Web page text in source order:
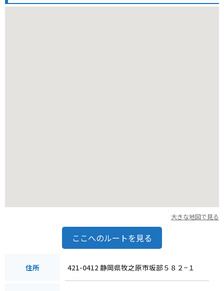
牧之原台地は、温暖な気候と豊かな土壌に恵まれた、農業が盛
ことができるでしょう。
大きな地図で見る
ここへのルートを見る
住所 421-0412 静岡県牧之原市坂部５８２−１